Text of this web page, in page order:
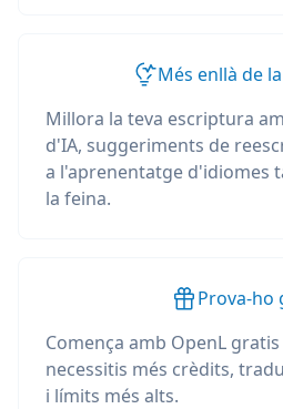
Més enllà de
Millora la teva escriptura
d'IA, suggeriments de
a l'aprenentatge d'idiomes
la feina.
Prova-ho
Comença amb OpenL
necessitis més crèdits,
i límits més alts.